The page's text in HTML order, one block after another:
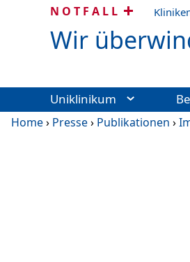
NOTFALL
Wir
Uniklinikum
Home› Presse› Publikationen ›